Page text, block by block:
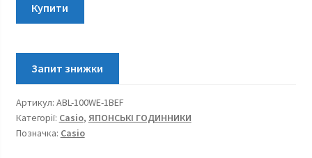
Vintage
ABL-
100WE-
1BEF
кількість
Купити
Артикул: ABL-100WE-1BEF
Категорії: Casio, ЯПОНСЬКІ ГОДИННИКИ
Позначка: Casio